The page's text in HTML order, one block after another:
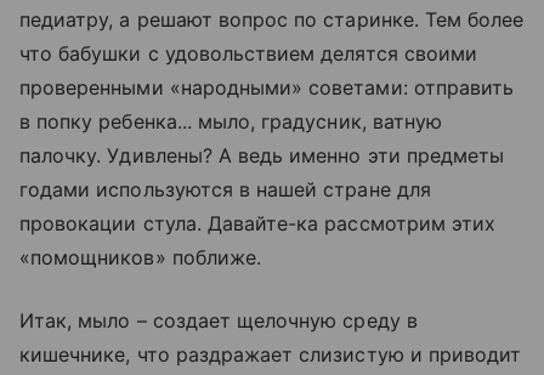
педиатру, а решают вопрос по старинке. Тем более
что бабушки с удовольствием делятся своими
проверенными «народными» советами: отправить
в попку ребенка... мыло, градусник, ватную
палочку. Удивлены? А ведь именно эти предметы
годами используются в нашей стране для
провокации стула. Давайте-ка рассмотрим этих
«помощников» поближе.
Итак, мыло – создает щелочную среду в
кишечнике, что раздражает слизистую и приводит